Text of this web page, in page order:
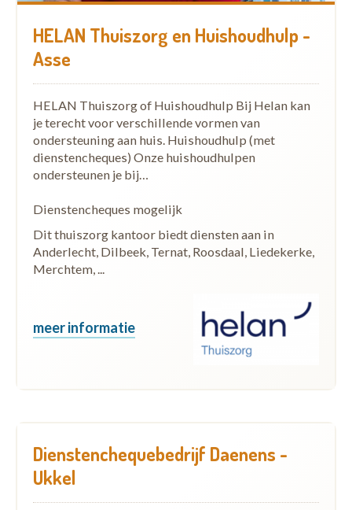
HELAN Thuiszorg en Huishoudhulp -
Asse
HELAN Thuiszorg of Huishoudhulp Bij Helan kan
je terecht voor verschillende vormen van
ondersteuning aan huis. Huishoudhulp (met
dienstencheques) Onze huishoudhulpen
ondersteunen je bij…
Dienstencheques mogelijk
Dit thuiszorg kantoor biedt diensten aan in
Anderlecht, Dilbeek, Ternat, Roosdaal, Liedekerke,
Merchtem, ...
meer informatie
Dienstenchequebedrijf Daenens -
Ukkel